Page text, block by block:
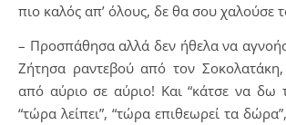
πιο καλός απ’ όλους, δε θα σου χαλούσε
– Προσπάθησα αλλά δεν ήθελα να
Ζήτησα ραντεβού από τον
από αύριο σε αύριο! Και “κάτσε να δω
“τώρα λείπει”, “τώρα επιθεωρεί τα